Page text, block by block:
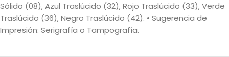
Sólido (08), Azul Traslúcido (32), Rojo Traslúcido (33), Verde
Traslúcido (36), Negro Traslúcido (42). • Sugerencia de
Impresión: Serigrafía o Tampografía.